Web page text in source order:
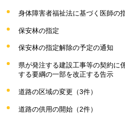
身体障害者福祉法に基づく医師の
保安林の指定
保安林の指定解除の予定の通知
県が発注する建設工事等の契約に
する要綱の一部を改正する告示
道路の区域の変更（3件）
道路の供用の開始（2件）